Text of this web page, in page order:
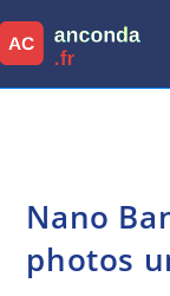
to
content
Nano
photos